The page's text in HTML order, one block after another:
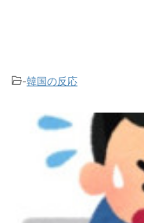
-韓国の反応